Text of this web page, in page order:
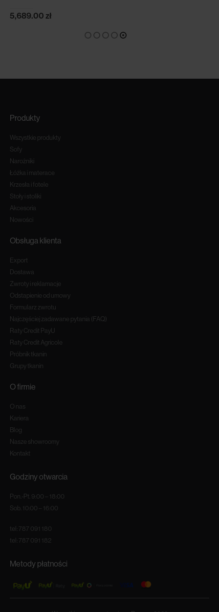
5,689.00 zł
Produkty
Wszystkie produkty
Sofy
Narożniki
Łóżka i materace
Krzesła i fotele
Stoły i stoliki
Akcesoria
Nowości
Obsługa klienta
Export
Dostawa
Zwroty i reklamacje
Odstapienie od umowy
Formularz zwrotu
Najczęściej zadawane pytania (FAQ)
Raty Credit PayU
Raty Credit Agricole
Próbnik tkanin
Grupy tkanin
O firmie
O nas
Kariera
Blog
Nasze showroomy
Kontakt
Godziny otwarcia
Pon.-Pt. 9:00 – 18:00
Sob. 10:00 – 16:00
tel: 787 091 180
tel: 787 091 182
Metody płatności